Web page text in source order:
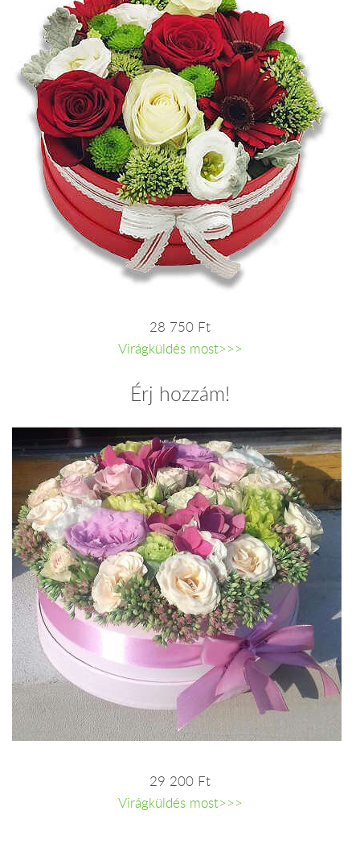
28 750 Ft
Virágküldés most>>>
Érj hozzám!
29 200 Ft
Virágküldés most>>>